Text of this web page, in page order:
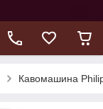
Кавомашина